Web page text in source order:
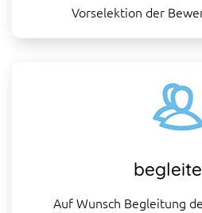
Vorselektion der
Auf Wunsch Begleitung